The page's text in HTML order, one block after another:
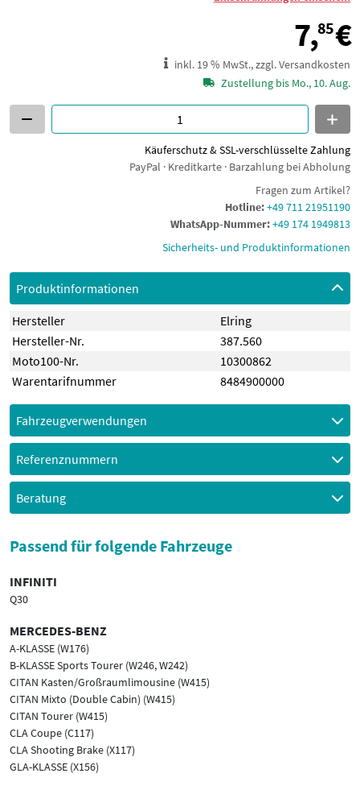
7,85€
inkl. 19 % MwSt., zzgl. Versandkosten
Zustellung bis Mo., 10. Aug.
Käuferschutz & SSL-verschlüsselte Zahlung
PayPal · Kreditkarte · Barzahlung bei Abholung
Fragen zum Artikel?
Hotline:+49 711 21951190
WhatsApp-Nummer:+49 174 1949813
Sicherheits- und Produktinformationen
Produktinformationen
Hersteller
Elring
Hersteller-Nr.
387.560
Moto100-Nr.
10300862
Warentarifnummer
8484900000
Fahrzeugverwendungen
Referenznummern
Beratung
Passend für folgende Fahrzeuge
INFINITI
Q30
MERCEDES-BENZ
A-KLASSE (W176)
B-KLASSE Sports Tourer (W246, W242)
CITAN Kasten/Großraumlimousine (W415)
CITAN Mixto (Double Cabin) (W415)
CITAN Tourer (W415)
CLA Coupe (C117)
CLA Shooting Brake (X117)
GLA-KLASSE (X156)